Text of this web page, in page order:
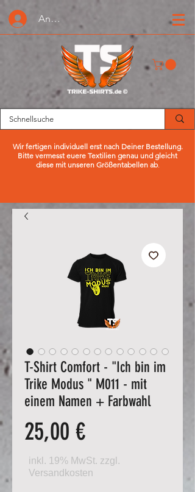
Anmelden oder Registrieren
Wir fertigen individuell erst nach Deiner Bestellung.
Bitte vermesst euere Textilien genau und gleicht
diese mit unseren Größentabellen ab.
T-Shirt Comfort - "Ich bin im
Trike Modus " M011 - mit
einem Namen + Farbwahl
25,00 €Preis